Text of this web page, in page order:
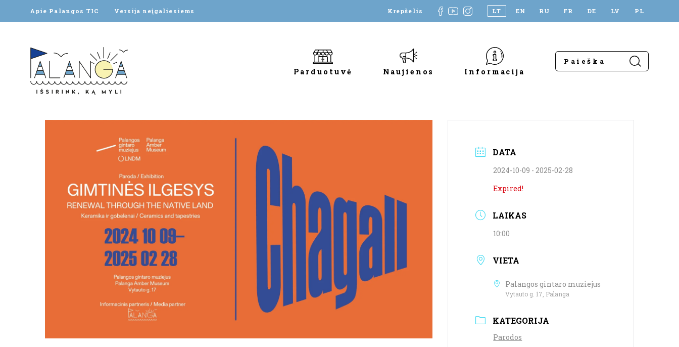
Apie Palangos TIC Versija neįgaliesiems Krepšelis LT EN RU FR DE LV PL
Parduotuvė Naujienos Informacija
DATA
2024-10-09 - 2025-02-28
Expired!
LAIKAS
10:00
VIETA
Palangos gintaro muziejus
Vytauto g. 17, Palanga
KATEGORIJA
Parodos